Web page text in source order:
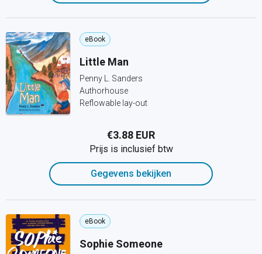
eBook
Little Man
Penny L. Sanders
Authorhouse
Reflowable lay-out
€3.88 EUR
Prijs is inclusief btw
Gegevens bekijken
eBook
Sophie Someone